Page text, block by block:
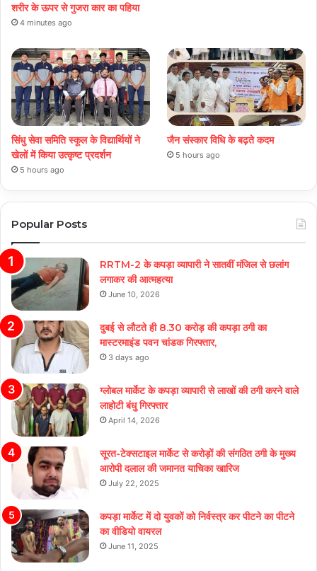
शरीर के ऊपर से गुजरा कार का पहिया
4 minutes ago
सिंधु सेवा समिति स्कूल के विद्यार्थियों ने
खेलों में किया उत्कृष्ट प्रदर्शन
5 hours ago
जैन संस्कार विधि के बढ़ते कदम
5 hours ago
Popular Posts
RRTM-2 के कपड़ा व्यापारी ने सातवीं मंजिल से छलांग
लगाकर की आत्महत्या
June 10, 2026
दुबई से लौटते ही 8.30 करोड़ की कपड़ा ठगी का
मास्टरमाइंड पवन चांडक गिरफ्तार,
3 days ago
ग्लोबल मार्केट के कपड़ा व्यापारी से लाखों की ठगी करने वाले
लाहोटी बंधु गिरफ्तार
April 14, 2026
सूरत-टेक्सटाइल मार्केट से करोड़ों की संगठित ठगी के मुख्य
आरोपी दलाल की जमानत याचिका खारिज
July 22, 2025
कपड़ा मार्केट में दो युवकों को निर्वस्त्र कर पीटने का पीटने
का वीडियो वायरल
June 11, 2025